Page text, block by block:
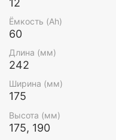
12
Ёмкость (Ah)
60
Длина (мм)
242
Ширина (мм)
175
Высота (мм)
175, 190